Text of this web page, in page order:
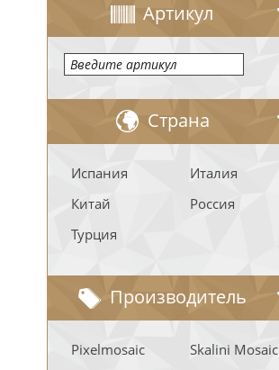
Артикул
Страна
Испания
Италия
Китай
Россия
Турция
Производитель
Pixelmosaic Skalini Mosaic